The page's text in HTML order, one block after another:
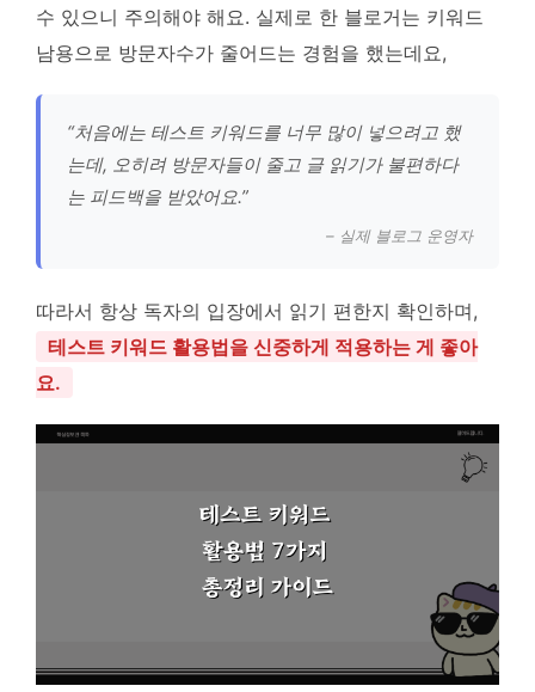
수 있으니 주의해야 해요. 실제로 한 블로거는 키워드
남용으로 방문자수가 줄어드는 경험을 했는데요,
“처음에는 테스트 키워드를 너무 많이 넣으려고 했
는데, 오히려 방문자들이 줄고 글 읽기가 불편하다
는 피드백을 받았어요.”
– 실제 블로그 운영자
따라서 항상 독자의 입장에서 읽기 편한지 확인하며,
테스트 키워드 활용법을 신중하게 적용하는 게 좋아
요.